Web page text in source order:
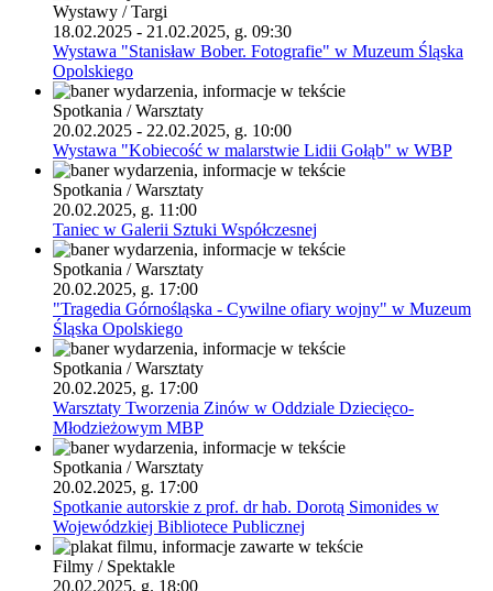
Wystawy / Targi
18.02.2025 - 21.02.2025, g. 09:30
Wystawa "Stanisław Bober. Fotografie" w Muzeum Śląska
Opolskiego
Spotkania / Warsztaty
20.02.2025 - 22.02.2025, g. 10:00
Wystawa "Kobiecość w malarstwie Lidii Gołąb" w WBP
Spotkania / Warsztaty
20.02.2025, g. 11:00
Taniec w Galerii Sztuki Współczesnej
Spotkania / Warsztaty
20.02.2025, g. 17:00
"Tragedia Górnośląska - Cywilne ofiary wojny" w Muzeum
Śląska Opolskiego
Spotkania / Warsztaty
20.02.2025, g. 17:00
Warsztaty Tworzenia Zinów w Oddziale Dziecięco-
Młodzieżowym MBP
Spotkania / Warsztaty
20.02.2025, g. 17:00
Spotkanie autorskie z prof. dr hab. Dorotą Simonides w
Wojewódzkiej Bibliotece Publicznej
Filmy / Spektakle
20.02.2025, g. 18:00